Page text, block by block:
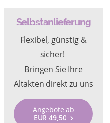
Selbstanlieferung
Flexibel, günstig &
sicher!
Bringen Sie Ihre
Altakten direkt zu uns
Angebote ab
EUR 49,50